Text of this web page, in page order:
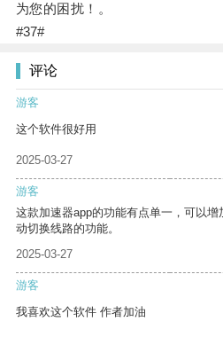
为您的困扰！。
#37#
评论
游客
这个软件很好用
2025-03-27
游客
这款加速器app的功能有点单一，可以
动切换线路的功能。
2025-03-27
游客
我喜欢这个软件 作者加油